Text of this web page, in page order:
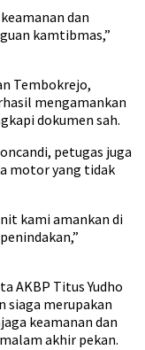
dan
kamtibmas,”
Tembokrejo,
mengamankan
dokumen sah.
petugas juga
motor yang tidak
kami amankan di
AKBP Titus Yudho
siaga merupakan
keamanan dan
akhir pekan.